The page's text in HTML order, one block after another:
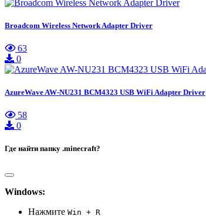
Broadcom Wireless Network Adapter Driver
63
0
AzureWave AW-NU231 BCM4323 USB WiFi Adapter Driver
58
0
Где найти папку .minecraft?
Windows:
Нажмите Win + R